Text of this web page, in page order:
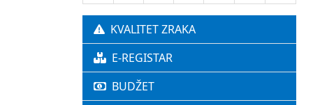
KVALITET ZRAKA
E-REGISTAR
BUDŽET